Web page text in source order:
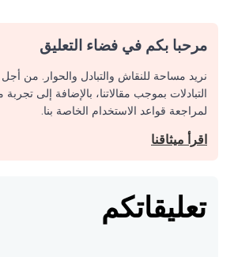
مرحبا بكم في فضاء التعليق
نريد مساحة للنقاش والتبادل والحوار. من
التبادلات بموجب مقالاتنا، بالإضافة إلى
لمراجعة قواعد الاستخدام الخاصة بنا.
اقرأ ميثاقنا
تعليقاتكم